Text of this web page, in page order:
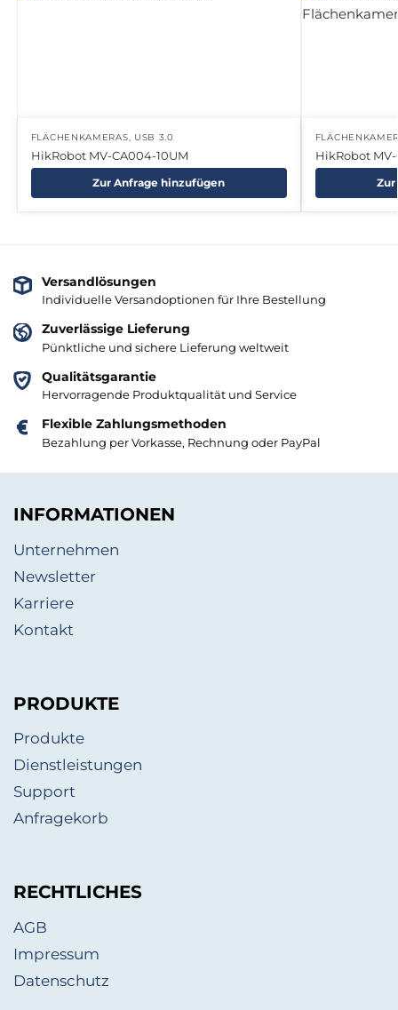
FLÄCHENKAMERAS, USB 3.0
HikRobot MV-CA004-10UM
Zur Anfrage hinzufügen
HikRobot MV-
Versandlösungen
Individuelle Versandoptionen für Ihre Bestellung
Zuverlässige Lieferung
Pünktliche und sichere Lieferung weltweit
Qualitätsgarantie
Hervorragende Produktqualität und Service
Flexible Zahlungsmethoden
Bezahlung per Vorkasse, Rechnung oder PayPal
INFORMATIONEN
Unternehmen
Newsletter
Karriere
Kontakt
PRODUKTE
Produkte
Dienstleistungen
Support
Anfragekorb
RECHTLICHES
AGB
Impressum
Datenschutz